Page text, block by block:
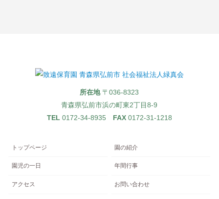
所在地〒036-8323
青森県弘前市浜の町東2丁目8-9
TEL 0172-34-8935 FAX0172-31-1218
トップページ 園の紹介
園児の一日 年間行事
アクセス お問い合わせ